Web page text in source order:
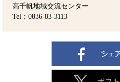
高千帆地域交流センター
Tel：0836-83-3113